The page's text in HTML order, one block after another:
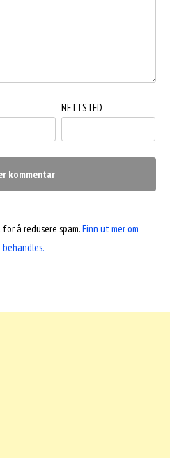
NETTSTED
å redusere spam.Finn ut mer om